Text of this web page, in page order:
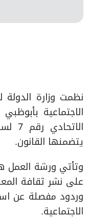
نظمت وزارة الدولة
الاجتماعية
يتضمنها القانون.
وتأتي ورشة العمل
على نشر ثقافة
الاجتماعية.